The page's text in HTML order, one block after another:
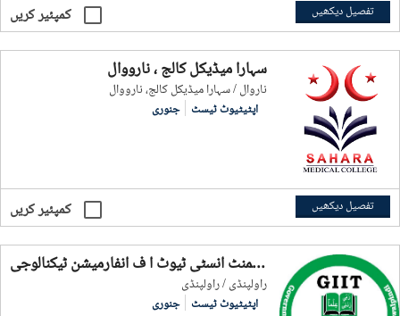
کمپئیر کریں تفصیل دیکھیں
سہارا میڈیکل کالج ، نارووال
ناروال / سہارا میڈیکل کالج، نارووال
اپٹیٹیوٹ ٹیسٹ جنوری
کمپئیر کریں تفصیل دیکھیں
گو رنمنٹ انسٹی ٹیوٹ آ ف انفارمیشن ٹیکنالوجی (GIIT)، راولپنڈی
راولپنڈی / راولپنڈی
اپٹیٹیوٹ ٹیسٹ جنوری